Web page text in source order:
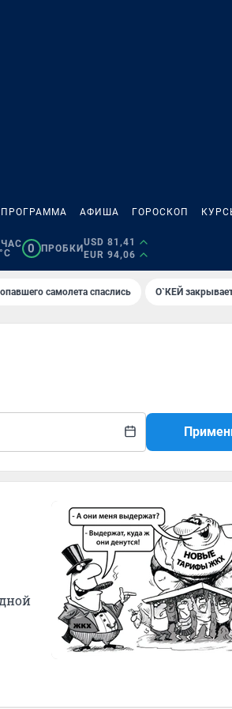
АФИША ГОРОСКОП
0 ПРОБКИ
USD 81,41
EUR 94,06
самолета спаслись О`КЕЙ